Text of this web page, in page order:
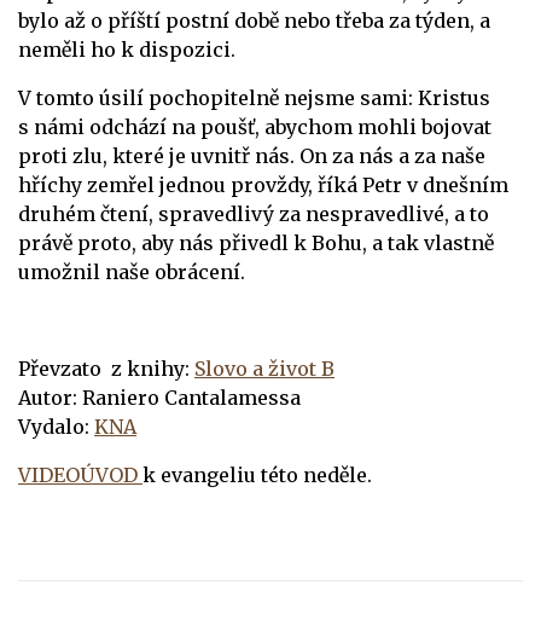
bylo až o příští postní době nebo třeba za týden, a
neměli ho k dispozici.
V tomto úsilí pochopitelně nejsme sami: Kristus
s námi odchází na poušť, abychom mohli bojovat
proti zlu, které je uvnitř nás. On za nás a za naše
hříchy zemřel jednou provždy, říká Petr v dnešním
druhém čtení, spravedlivý za nespravedlivé, a to
právě proto, aby nás přivedl k Bohu, a tak vlastně
umožnil naše obrácení.
Převzato z knihy: Slovo a život B
Autor: Raniero Cantalamessa
Vydalo: KNA
VIDEOÚVOD k evangeliu této neděle.